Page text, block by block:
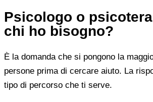
Psicologo o
chi ho bisogno?
È la domanda che si pongono la
persone prima di cercare aiuto. La
tipo di percorso che ti serve.